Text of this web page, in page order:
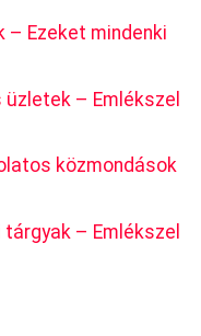
Ezeket mindenki
– Emlékszel
közmondások
– Emlékszel